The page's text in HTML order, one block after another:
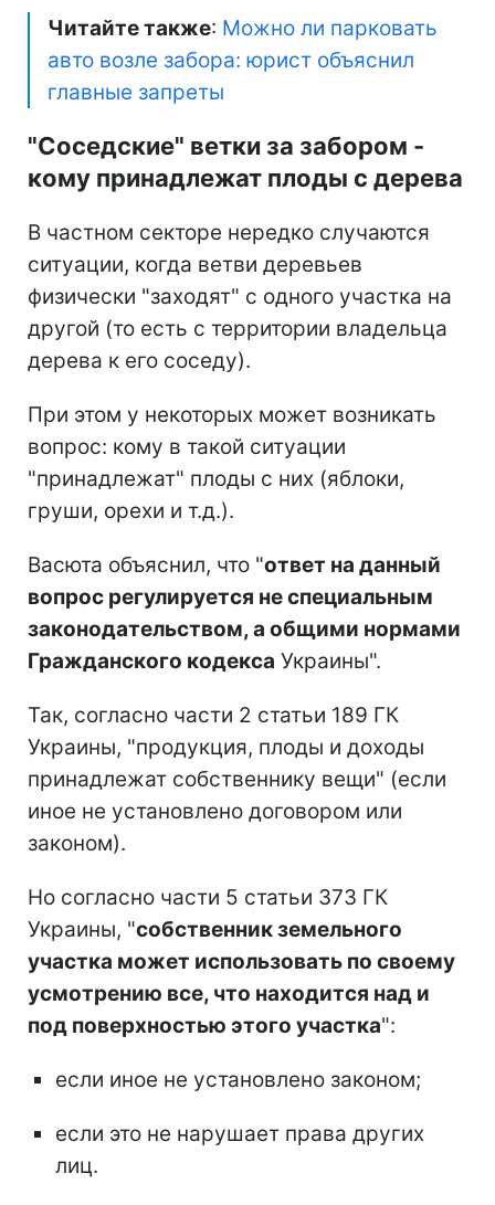
Читайте также: Можно ли парковать
авто возле забора: юрист объяснил
главные запреты
"Соседские" ветки за забором -
кому принадлежат плоды с дерева
В частном секторе нередко случаются
ситуации, когда ветви деревьев
физически "заходят" с одного участка на
другой (то есть с территории владельца
дерева к его соседу).
При этом у некоторых может возникать
вопрос: кому в такой ситуации
"принадлежат" плоды с них (яблоки,
груши, орехи и т.д.).
Васюта объяснил, что "ответ на данный
вопрос регулируется не специальным
законодательством, а общими нормами
Гражданского кодекса Украины".
Так, согласно части 2 статьи 189 ГК
Украины, "продукция, плоды и доходы
принадлежат собственнику вещи" (если
иное не установлено договором или
законом).
Но согласно части 5 статьи 373 ГК
Украины, "собственник земельного
участка может использовать по своему
усмотрению все, что находится над и
под поверхностью этого участка":
если иное не установлено законом;
если это не нарушает права других
лиц.